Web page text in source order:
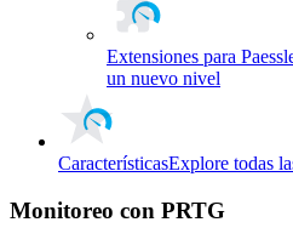
Extensiones para
un nuevo nivel
CaracterísticasExplore todas
Monitoreo con PRTG